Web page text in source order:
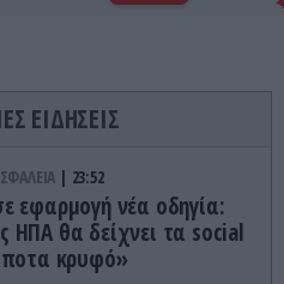
ΕΙΔΗΣΕΙΣ
23:52
εφαρμογή νέα οδηγία:
ΗΠΑ θα δείχνει τα social
κρυφό»